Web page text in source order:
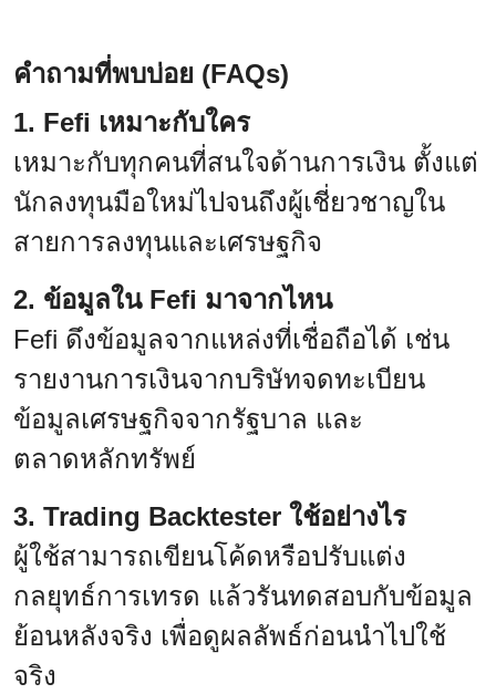
คำถามที่พบบ่อย (FAQs)
1. Fefi เหมาะกับใคร
เหมาะกับทุกคนที่สนใจด้านการเงิน ตั้งแต่
นักลงทุนมือใหม่ไปจนถึงผู้เชี่ยวชาญใน
สายการลงทุนและเศรษฐกิจ
2. ข้อมูลใน Fefi มาจากไหน
Fefi ดึงข้อมูลจากแหล่งที่เชื่อถือได้ เช่น
รายงานการเงินจากบริษัทจดทะเบียน
ข้อมูลเศรษฐกิจจากรัฐบาล และ
ตลาดหลักทรัพย์
3. Trading Backtester ใช้อย่างไร
ผู้ใช้สามารถเขียนโค้ดหรือปรับแต่ง
กลยุทธ์การเทรด แล้วรันทดสอบกับข้อมูล
ย้อนหลังจริง เพื่อดูผลลัพธ์ก่อนนำไปใช้
จริง